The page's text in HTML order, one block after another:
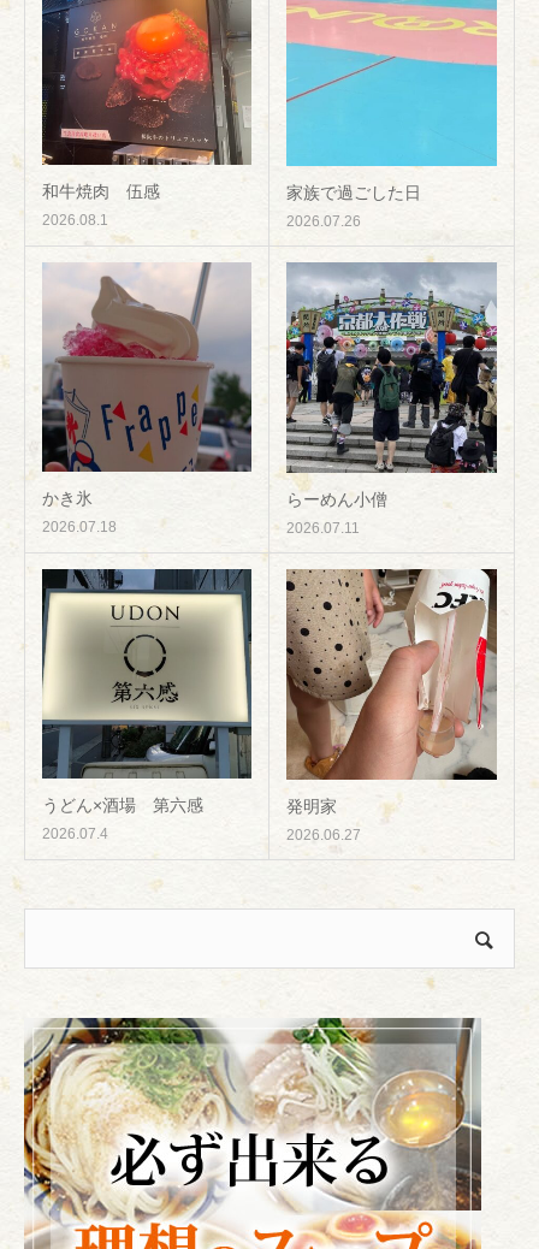
和牛焼肉 伍感
2026.08.1
家族で過ごした日
2026.07.26
かき氷
2026.07.18
らーめん小僧
2026.07.11
うどん×酒場 第六感
2026.07.4
発明家
2026.06.27